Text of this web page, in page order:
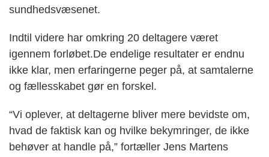
sundhedsvæsenet.
Indtil videre har omkring 20 deltagere været
igennem forløbet.De endelige resultater er endnu
ikke klar, men erfaringerne peger på, at samtalerne
og fællesskabet gør en forskel.
“Vi oplever, at deltagerne bliver mere bevidste om,
hvad de faktisk kan og hvilke bekymringer, de ikke
behøver at handle på,” fortæller Jens Martens